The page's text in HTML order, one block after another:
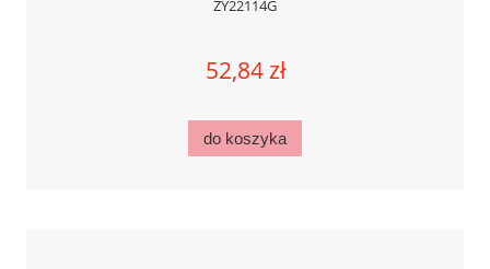
ZY22114G
52,84 zł
do koszyka